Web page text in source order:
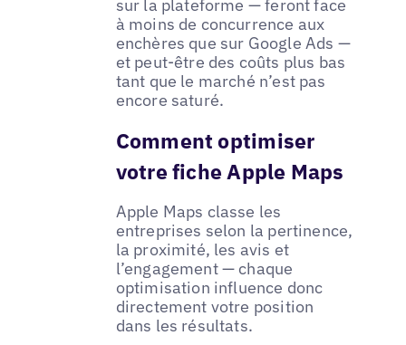
sur la plateforme — feront face
à moins de concurrence aux
enchères que sur Google Ads —
et peut-être des coûts plus bas
tant que le marché n’est pas
encore saturé.
Comment optimiser
votre fiche Apple Maps
Apple Maps classe les
entreprises selon la pertinence,
la proximité, les avis et
l’engagement — chaque
optimisation influence donc
directement votre position
dans les résultats.